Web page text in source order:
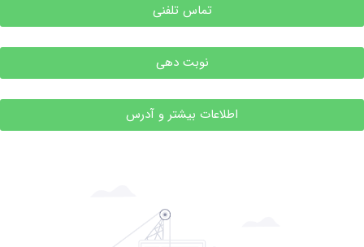
تماس تلفنی
نوبت دهی
اطلاعات بیشتر و آدرس